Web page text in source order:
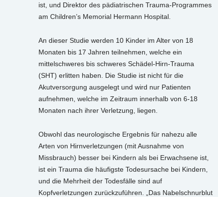
ist, und Direktor des pädiatrischen Trauma-Programmes
am Children’s Memorial Hermann Hospital.
An dieser Studie werden 10 Kinder im Alter von 18
Monaten bis 17 Jahren teilnehmen, welche ein
mittelschweres bis schweres Schädel-Hirn-Trauma
(SHT) erlitten haben. Die Studie ist nicht für die
Akutversorgung ausgelegt und wird nur Patienten
aufnehmen, welche im Zeitraum innerhalb von 6-18
Monaten nach ihrer Verletzung, liegen.
Obwohl das neurologische Ergebnis für nahezu alle
Arten von Hirnverletzungen (mit Ausnahme von
Missbrauch) besser bei Kindern als bei Erwachsene ist,
ist ein Trauma die häufigste Todesursache bei Kindern,
und die Mehrheit der Todesfälle sind auf
Kopfverletzungen zurückzuführen. „Das Nabelschnurblut